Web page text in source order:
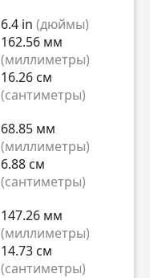
6.4 in (дюймы)
162.56 мм
(миллиметры)
16.26 см
(сантиметры)
68.85 мм
(миллиметры)
6.88 см
(сантиметры)
147.26 мм
(миллиметры)
14.73 см
(сантиметры)